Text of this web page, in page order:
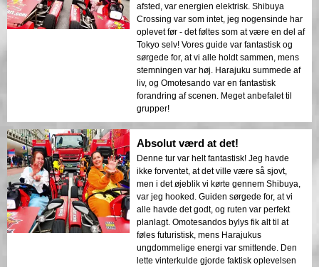
afsted, var energien elektrisk. Shibuya
Crossing var som intet, jeg nogensinde har
oplevet før - det føltes som at være en del af
Tokyo selv! Vores guide var fantastisk og
sørgede for, at vi alle holdt sammen, mens
stemningen var høj. Harajuku summede af
liv, og Omotesando var en fantastisk
forandring af scenen. Meget anbefalet til
grupper!
Absolut værd at det!
Denne tur var helt fantastisk! Jeg havde
ikke forventet, at det ville være så sjovt,
men i det øjeblik vi kørte gennem Shibuya,
var jeg hooked. Guiden sørgede for, at vi
alle havde det godt, og ruten var perfekt
planlagt. Omotesandos bylys fik alt til at
føles futuristisk, mens Harajukus
ungdommelige energi var smittende. Den
lette vinterkulde gjorde faktisk oplevelsen